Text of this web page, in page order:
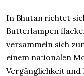
In Bhutan richtet
Butterlampen
versammeln sich
einem nationalen
Vergänglichkeit und